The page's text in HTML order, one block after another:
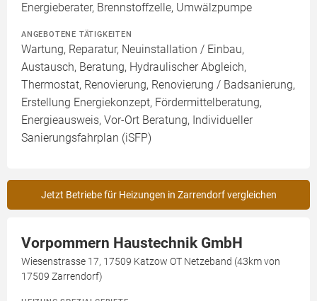
Energieberater, Brennstoffzelle, Umwälzpumpe
ANGEBOTENE TÄTIGKEITEN
Wartung, Reparatur, Neuinstallation / Einbau,
Austausch, Beratung, Hydraulischer Abgleich,
Thermostat, Renovierung, Renovierung / Badsanierung,
Erstellung Energiekonzept, Fördermittelberatung,
Energieausweis, Vor-Ort Beratung, Individueller
Sanierungsfahrplan (iSFP)
Jetzt Betriebe für Heizungen in Zarrendorf vergleichen
Vorpommern Haustechnik GmbH
Wiesenstrasse 17, 17509 Katzow OT Netzeband (43km von
17509 Zarrendorf)